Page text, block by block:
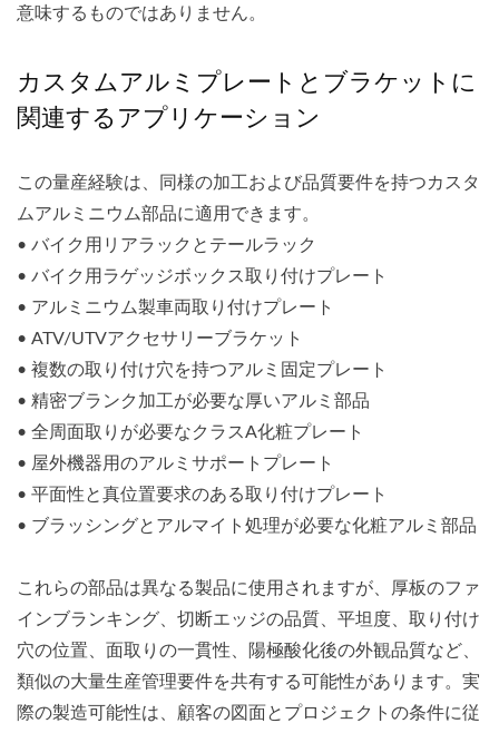
意味するものではありません。
カスタムアルミプレートとブラケットに
関連するアプリケーション
この量産経験は、同様の加工および品質要件を持つカスタ
ムアルミニウム部品に適用できます。
• バイク用リアラックとテールラック
• バイク用ラゲッジボックス取り付けプレート
• アルミニウム製車両取り付けプレート
• ATV/UTVアクセサリーブラケット
• 複数の取り付け穴を持つアルミ固定プレート
• 精密ブランク加工が必要な厚いアルミ部品
• 全周面取りが必要なクラスA化粧プレート
• 屋外機器用のアルミサポートプレート
• 平面性と真位置要求のある取り付けプレート
• ブラッシングとアルマイト処理が必要な化粧アルミ部品
これらの部品は異なる製品に使用されますが、厚板のファ
インブランキング、切断エッジの品質、平坦度、取り付け
穴の位置、面取りの一貫性、陽極酸化後の外観品質など、
類似の大量生産管理要件を共有する可能性があります。実
際の製造可能性は、顧客の図面とプロジェクトの条件に従